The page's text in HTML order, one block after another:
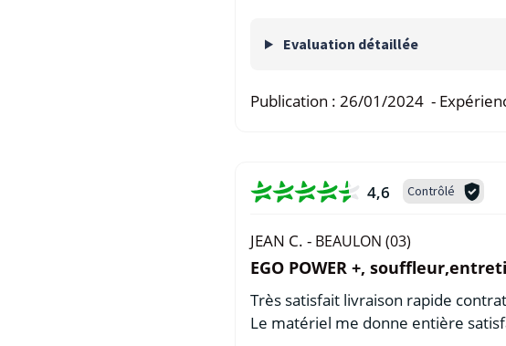
Evaluation détaillée
Publication : 26/01/2024 -
4,6 Contrôlé
JEAN C. - BEAULON (03)
EGO POWER +,
Très satisfait livraison rapide
Le matériel me donne entière